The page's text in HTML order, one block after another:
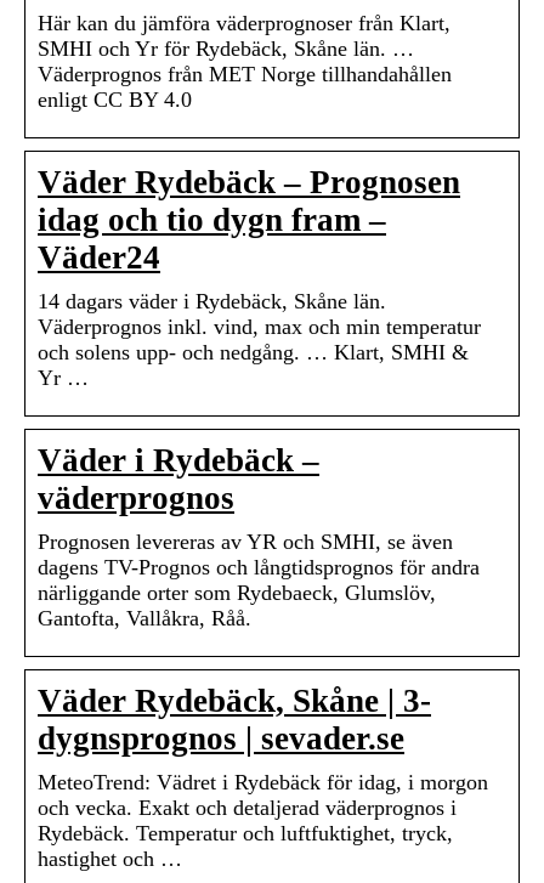
Här kan du jämföra väderprognoser från Klart,
SMHI och Yr för Rydebäck, Skåne län. …
Väderprognos från MET Norge tillhandahållen
enligt CC BY 4.0
Väder Rydebäck – Prognosen
idag och tio dygn fram –
Väder24
14 dagars väder i Rydebäck, Skåne län.
Väderprognos inkl. vind, max och min temperatur
och solens upp- och nedgång. … Klart, SMHI &
Yr …
Väder i Rydebäck –
väderprognos
Prognosen levereras av YR och SMHI, se även
dagens TV-Prognos och långtidsprognos för andra
närliggande orter som Rydebaeck, Glumslöv,
Gantofta, Vallåkra, Råå.
Väder Rydebäck, Skåne | 3-
dygnsprognos | sevader.se
MeteoTrend: Vädret i Rydebäck för idag, i morgon
och vecka. Exakt och detaljerad väderprognos i
Rydebäck. Temperatur och luftfuktighet, tryck,
hastighet och …